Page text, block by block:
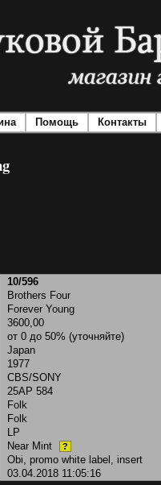
Помощь Контакты
10/596
Brothers Four
Forever Young
3600,00
от 0 до 50% (уточняйте)
Japan
1977
CBS/SONY
25AP 584
Folk
Folk
LP
Near Mint ?
Obi, promo white label, insert
03.04.2018 11:05:16